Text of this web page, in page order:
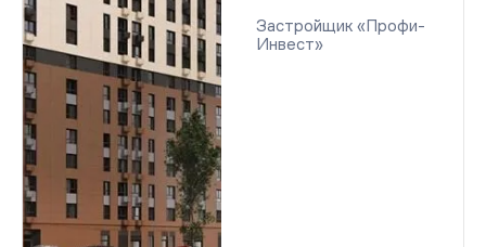
Застройщик «Профи-
Инвест»